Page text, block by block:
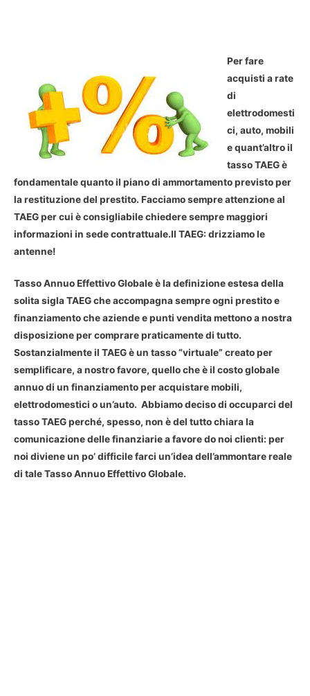
Per fare
acquisti a rate
di
elettrodomesti
ci, auto, mobili
e quant’altro il
tasso TAEG è
fondamentale quanto il piano di ammortamento previsto per
la restituzione del prestito. Facciamo sempre attenzione al
TAEG per cui è consigliabile chiedere sempre maggiori
informazioni in sede contrattuale.Il TAEG: drizziamo le
antenne!
Tasso Annuo Effettivo Globale è la definizione estesa della
solita sigla TAEG che accompagna sempre ogni prestito e
finanziamento che aziende e punti vendita mettono a nostra
disposizione per comprare praticamente di tutto.
Sostanzialmente il TAEG è un tasso “virtuale” creato per
semplificare, a nostro favore, quello che è il costo globale
annuo di un finanziamento per acquistare mobili,
elettrodomestici o un’auto. Abbiamo deciso di occuparci del
tasso TAEG perché, spesso, non è del tutto chiara la
comunicazione delle finanziarie a favore do noi clienti: per
noi diviene un po’ difficile farci un’idea dell’ammontare reale
di tale Tasso Annuo Effettivo Globale.